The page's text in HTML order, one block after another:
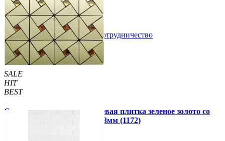
Купить В закладки Сотрудничество
SALE
HIT
BEST
Самоклеющаяся алюминиевая плитка зеленое золото со
стразами мозаика 300х300х3мм (1172)